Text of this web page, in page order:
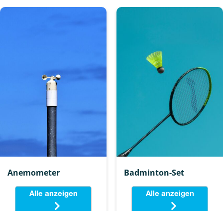
Anemometer
Alle anzeigen
Badminton-Set
Alle anzeigen